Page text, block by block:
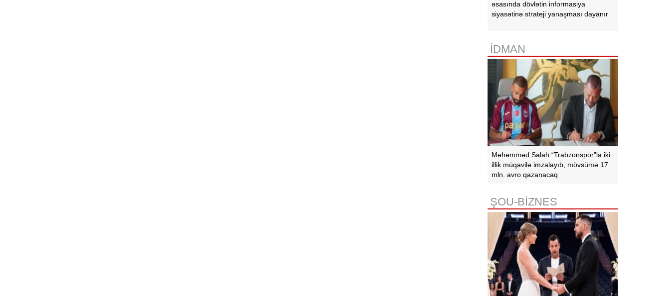
əsasında dövlətin informasiya
siyasətinə strateji yanaşması dayanır
İDMAN
Məhəmməd Salah “Trabzonspor”la iki
illik müqavilə imzalayıb, mövsümə 17
mln. avro qazanacaq
ŞOU-BİZNES